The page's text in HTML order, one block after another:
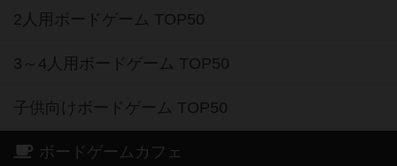
2人用ボードゲーム TOP50
3～4人用ボードゲーム TOP50
子供向けボードゲーム TOP50
ボードゲームカフェ